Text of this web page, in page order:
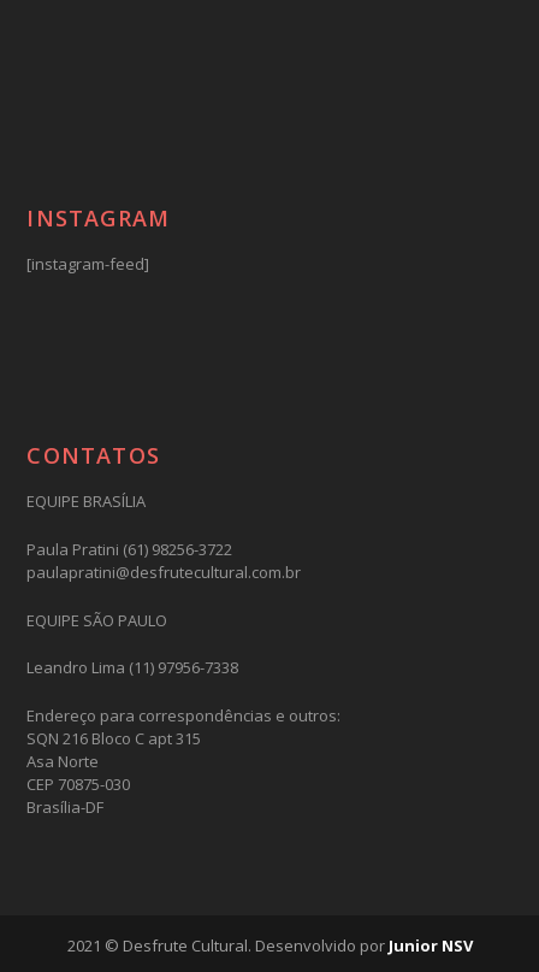
INSTAGRAM
[instagram-feed]
CONTATOS
EQUIPE BRASÍLIA
Paula Pratini (61) 98256-3722
paulapratini@desfrutecultural.com.br
EQUIPE SÃO PAULO
Leandro Lima (11) 97956-7338
Endereço para correspondências e outros:
SQN 216 Bloco C apt 315
Asa Norte
CEP 70875-030
Brasília-DF
2021 © Desfrute Cultural. Desenvolvido por Junior NSV